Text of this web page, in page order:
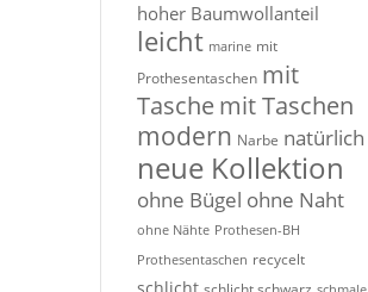
hoher Baumwollanteil
leicht marine mit
Prothesentaschen mit
Taschemit Taschen
modern Narbe natürlich
neue Kollektion
ohne Bügel ohne Naht
ohne Nähte Prothesen-BH
Prothesentaschen recycelt